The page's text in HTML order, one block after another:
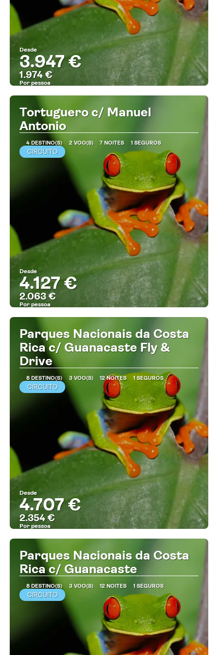
Desde
3.947 €
1.974 €
Por pessoa
MAIS INFORMAÇÃO
Tortuguero c/ Manuel
Antonio
4 DESTINO(S) 2 VOO(S) 7 NOITES 1 SEGUROS
CIRCUITO
Desde
4.127 €
2.063 €
Por pessoa
MAIS INFORMAÇÃO
Parques Nacionais da Costa
Rica c/ Guanacaste Fly &
Drive
8 DESTINO(S) 3 VOO(S) 12 NOITES 1 SEGUROS
CIRCUITO
Desde
4.707 €
2.354 €
Por pessoa
MAIS INFORMAÇÃO
Parques Nacionais da Costa
Rica c/ Guanacaste
8 DESTINO(S) 3 VOO(S) 12 NOITES 1 SEGUROS
CIRCUITO